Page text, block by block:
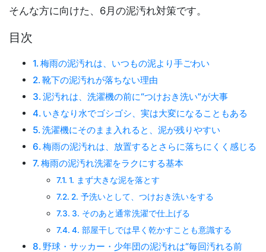
そんな方に向けた、6月の泥汚れ対策です。
目次
梅雨の泥汚れは、いつもの泥より手ごわい
靴下の泥汚れが落ちない理由
泥汚れは、洗濯機の前に“つけおき洗い”が大事
いきなり水でゴシゴシ、実は大変になることもある
洗濯機にそのまま入れると、泥が残りやすい
梅雨の泥汚れは、放置するとさらに落ちにくく感じる
梅雨の泥汚れ洗濯をラクにする基本
1. まず大きな泥を落とす
2. 予洗いとして、つけおき洗いをする
3. そのあと通常洗濯で仕上げる
4. 部屋干しでは早く乾かすことも意識する
野球・サッカー・少年団の泥汚れは“毎回汚れる前